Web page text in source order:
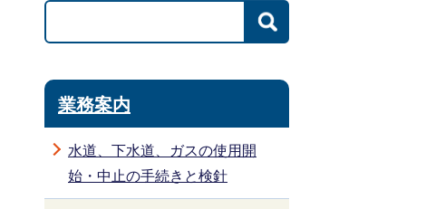
業務案内
水道、下水道、ガスの使用開
始・中止の手続きと検針